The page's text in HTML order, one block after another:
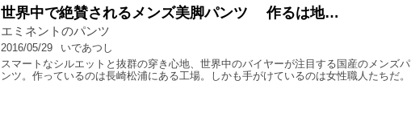
世界中で絶賛されるメンズ美脚パンツ 作るは地…
エミネントのパンツ
2016/05/29
いであつし
スマートなシルエットと抜群の穿き心地、世界中のバイヤーが注目する国産のメンズパ
ンツ。作っているのは長崎松浦にある工場。しかも手がけているのは女性職人たちだ。